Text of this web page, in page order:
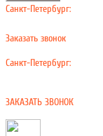
Санкт-Петербург:
Заказать звонок
Санкт-Петербург:
ЗАКАЗАТЬ ЗВОНОК